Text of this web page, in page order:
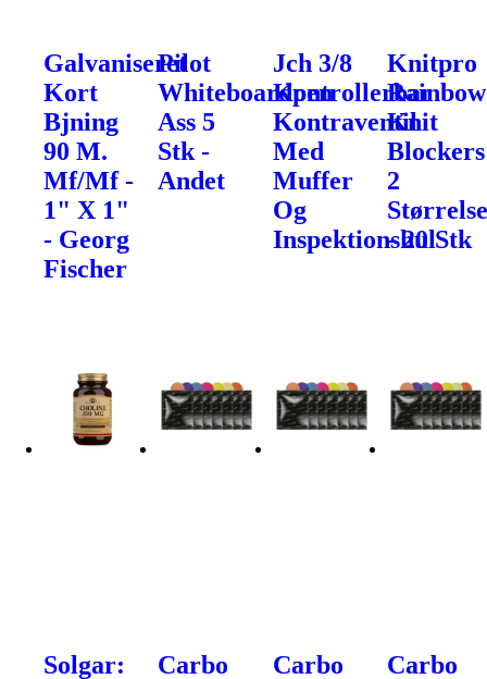
Galvaniseret
Kort
Bjning
90 M.
Mf/Mf -
1" X 1"
- Georg
Fischer
Pilot
Whiteboardpen
Ass 5
Stk -
Andet
Jch 3/8
Kontrollerbar
Kontraventil
Med
Muffer
Og
Inspektionshul
Knitpro
Rainbow
Knit
Blockers
2
- 20 Stk
Solgar: Carbo Carbo Carbo